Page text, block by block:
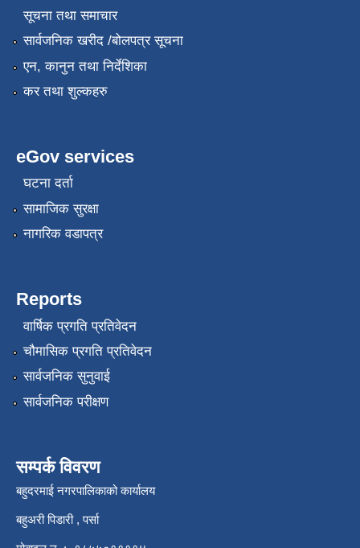
सूचना तथा समाचार
सार्वजनिक खरीद /बोलपत्र सूचना
एन, कानुन तथा निर्देशिका
कर तथा शुल्कहरु
eGov services
घटना दर्ता
सामाजिक सुरक्षा
नागरिक वडापत्र
Reports
वार्षिक प्रगति प्रतिवेदन
चौमासिक प्रगति प्रतिवेदन
सार्वजनिक सुनुवाई
सार्वजनिक परीक्षण
सम्पर्क विवरण
बहुदरमाई नगरपालिकाको कार्यालय
बहुअरी पिडारी , पर्सा